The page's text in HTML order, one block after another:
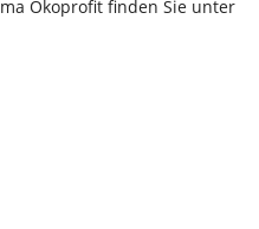
Ökoprofit finden Sie unter